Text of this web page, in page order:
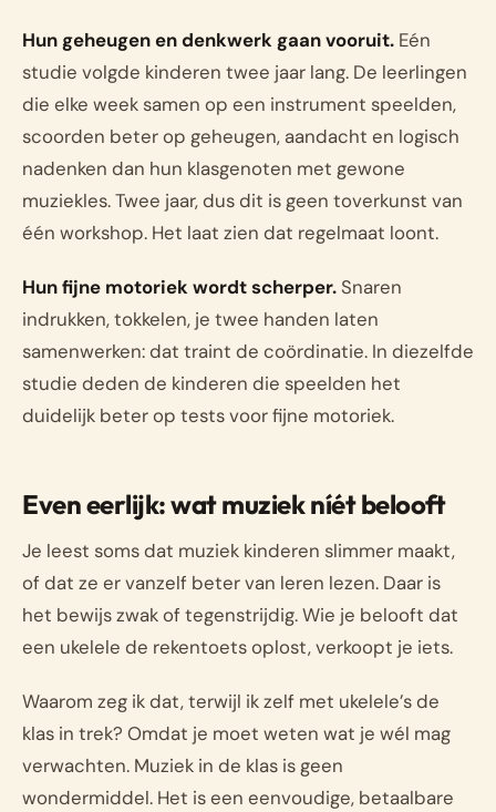
Hun geheugen en denkwerk gaan vooruit. Eén
studie volgde kinderen twee jaar lang. De leerlingen
die elke week samen op een instrument speelden,
scoorden beter op geheugen, aandacht en logisch
nadenken dan hun klasgenoten met gewone
muziekles. Twee jaar, dus dit is geen toverkunst van
één workshop. Het laat zien dat regelmaat loont.
Hun fijne motoriek wordt scherper. Snaren
indrukken, tokkelen, je twee handen laten
samenwerken: dat traint de coördinatie. In diezelfde
studie deden de kinderen die speelden het
duidelijk beter op tests voor fijne motoriek.
Even eerlijk: wat muziek níét belooft
Je leest soms dat muziek kinderen slimmer maakt,
of dat ze er vanzelf beter van leren lezen. Daar is
het bewijs zwak of tegenstrijdig. Wie je belooft dat
een ukelele de rekentoets oplost, verkoopt je iets.
Waarom zeg ik dat, terwijl ik zelf met ukelele’s de
klas in trek? Omdat je moet weten wat je wél mag
verwachten. Muziek in de klas is geen
wondermiddel. Het is een eenvoudige, betaalbare